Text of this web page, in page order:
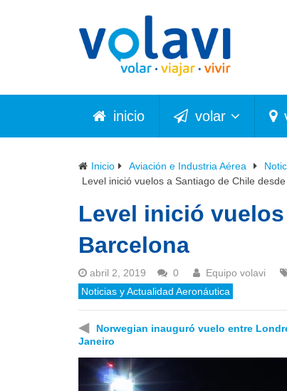
inicio volar
Inicio Aviación e Industria Aérea
Level inició vuelos a Santiago de Chile
Level inició
Barcelona
abril 2, 2019 0 Equipo volavi
Noticias y Actualidad Aeronáutica
◀
Norwegian inauguró vuelo entre
Janeiro